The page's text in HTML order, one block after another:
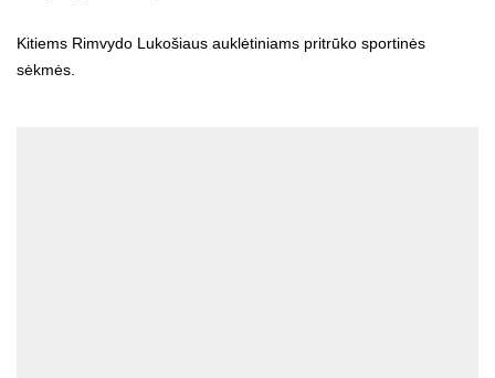
Kitiems Rimvydo Lukošiaus auklėtiniams pritrūko sportinės
sėkmės.